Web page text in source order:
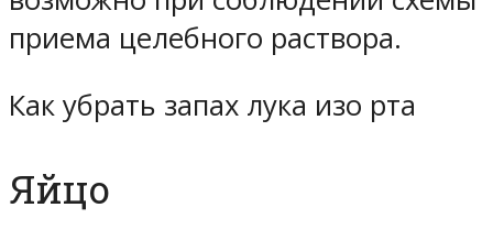
приема целебного раствора.
Как убрать запах лука изо рта
Яйцо